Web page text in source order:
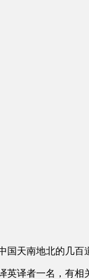
国天南地北的几
英译者一名，有相